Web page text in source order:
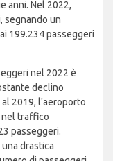
anni. Nel 2022,
segnando un
199.234 passeggeri
nel 2022 è
declino
2019, l'aeroporto
nel traffico
passeggeri.
drastica